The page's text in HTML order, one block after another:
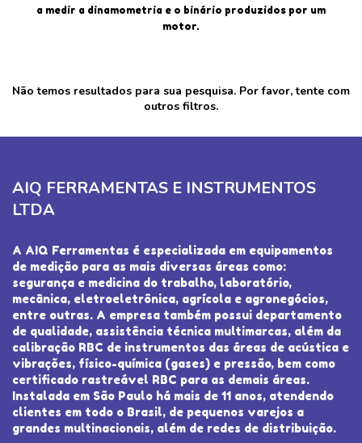
a medir a dinamometria e o binário produzidos por um
motor.
Não temos resultados para sua pesquisa. Por favor, tente com
outros filtros.
AIQ FERRAMENTAS E INSTRUMENTOS
LTDA
A AIQ Ferramentas é especializada em equipamentos
de medição para as mais diversas áreas como:
segurança e medicina do trabalho, laboratório,
mecânica, eletroeletrônica, agrícola e agronegócios,
entre outras. A empresa também possui departamento
de qualidade, assistência técnica multimarcas, além da
calibração RBC de instrumentos das áreas de acústica e
vibrações, físico-química (gases) e pressão, bem como
certificado rastreável RBC para as demais áreas.
Instalada em São Paulo há mais de 11 anos, atendendo
clientes em todo o Brasil, de pequenos varejos a
grandes multinacionais, além de redes de distribuição.